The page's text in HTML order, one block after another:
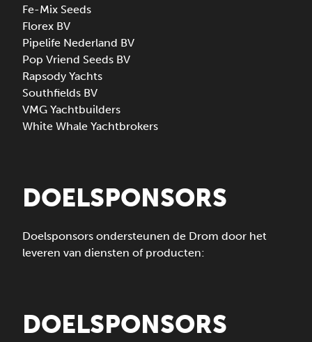
Fe-Mix Seeds
Florex BV
Pipelife Nederland BV
Pop Vriend Seeds BV
Rapsody Yachts
Southfields BV
VMG Yachtbuilders
White Whale Yachtbrokers
DOELSPONSORS
Doelsponsors ondersteunen de Drom door het
leveren van diensten of producten:
DOELSPONSORS